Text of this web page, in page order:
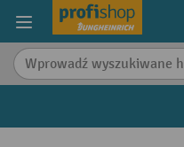
content